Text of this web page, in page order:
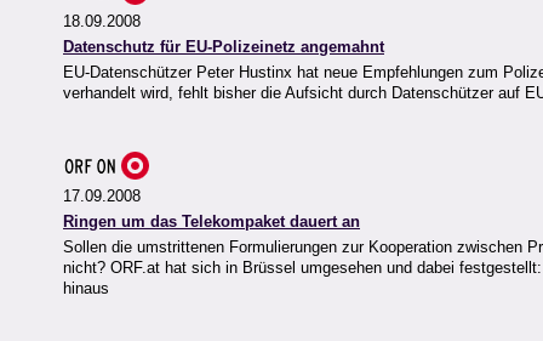
18.09.2008
Datenschutz für EU-Polizeinetz angemahnt
EU-Datenschützer Peter Hustinx hat neue Empfehlungen zum
verhandelt wird, fehlt bisher die Aufsicht durch Datenschützer auf
17.09.2008
Ringen um das Telekompaket dauert an
Sollen die umstrittenen Formulierungen zur Kooperation zwischen
nicht? ORF.at hat sich in Brüssel umgesehen und dabei
hinaus